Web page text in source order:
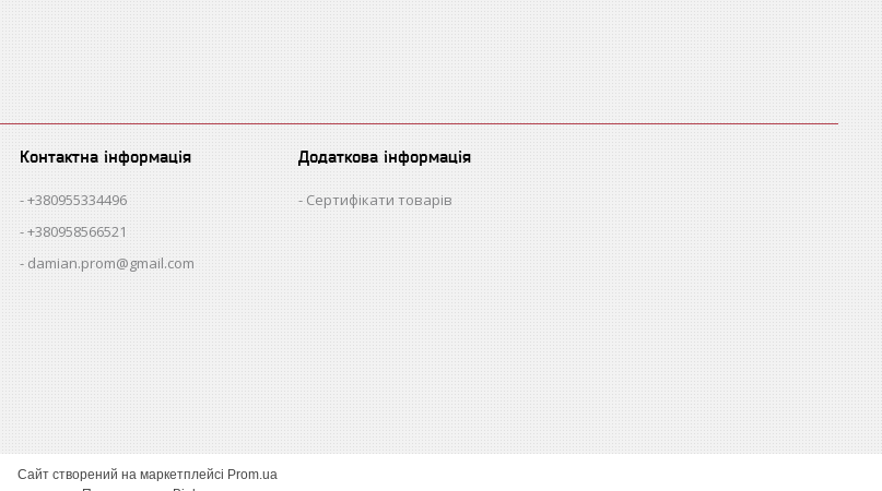
Контактна інформація
+380955334496
+380958566521
damian.prom@gmail.com
Додаткова інформація
Сертифікати товарів
Сайт створений на маркетплейсі Prom.ua